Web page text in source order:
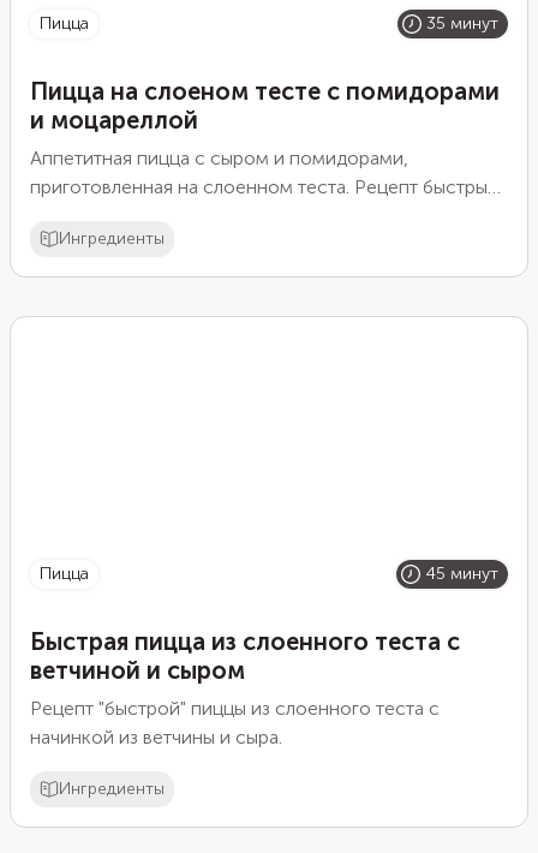
пицца 35 минут
Пицца на слоеном тесте с помидорами
и моцареллой
Аппетитная пицца с сыром и помидорами,
приготовленная на слоенном теста. Рецепт быстрый
Ингредиенты
пицца 45 минут
Быстрая пицца из слоенного теста с
ветчиной и сыром
Рецепт "быстрой" пиццы из слоенного теста с
начинкой из ветчины и сыра.
Ингредиенты